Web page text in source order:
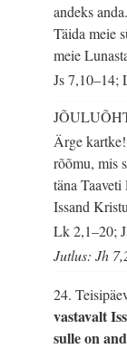
andeks
Täida meie
meie
Js 7,10–14;
Ärge
rõõmu, mis
täna
Issand
Lk 2,1–20;
Jutlus: Jh
24.
vastavalt
sulle on